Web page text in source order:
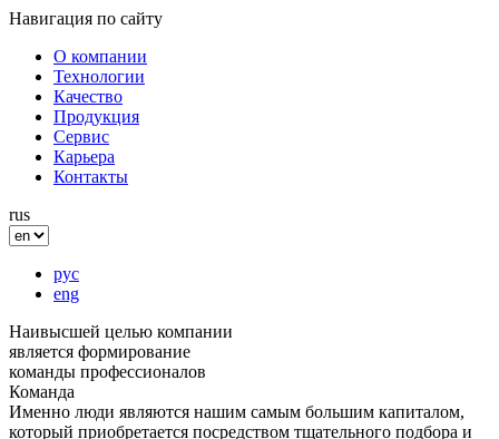
Навигация по сайту
О компании
Технологии
Качество
Продукция
Сервис
Карьера
Контакты
rus
рус
eng
Наивысшей целью компании
является формирование
команды профессионалов
Команда
Именно люди являются нашим самым большим капиталом,
который приобретается посредством тщательного подбора и